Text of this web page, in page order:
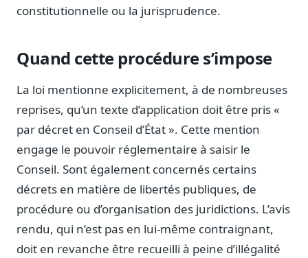
Affaires publiques
Affaires réglementaires
JO, décrets, conseil des ministres, AAI
Fédérations & plaidoyer
Parlementaires
Préparez vos interventions et amendements
Journalistes
Veille en temps réel, embeds pour vos contenus
constitutionnelle ou la jurisprudence.
Quand cette procédure s’impose
La loi mentionne explicitement, à de nombreuses
reprises, qu’un texte d’application doit être pris «
par décret en Conseil d’État ». Cette mention
engage le pouvoir réglementaire à saisir le
Conseil. Sont également concernés certains
décrets en matière de libertés publiques, de
procédure ou d’organisation des juridictions. L’avis
rendu, qui n’est pas en lui-même contraignant,
doit en revanche être recueilli à peine d’illégalité